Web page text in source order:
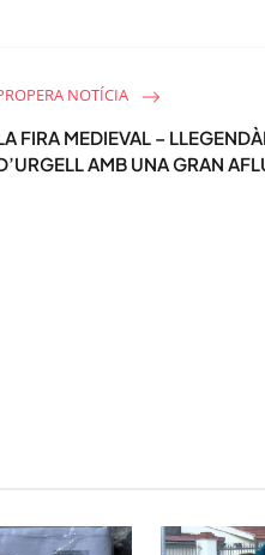
NOTÍCIA
FIRA MEDIEVAL –
AMB UNA GRAN